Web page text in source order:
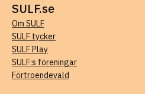
SULF.se
Om SULF
SULF tycker
SULF Play
SULF:s föreningar
Förtroendevald